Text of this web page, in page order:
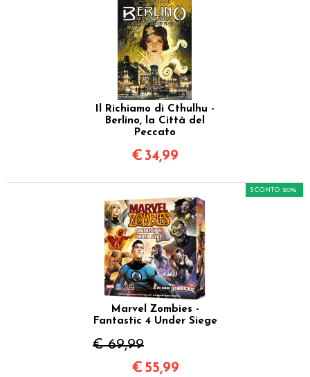
Il Richiamo di Cthulhu -
Berlino, la Città del
Peccato
€34,99
Marvel Zombies -
Fantastic 4 Under Siege
€ 69,99
SCONTO 20%
€ 55,99